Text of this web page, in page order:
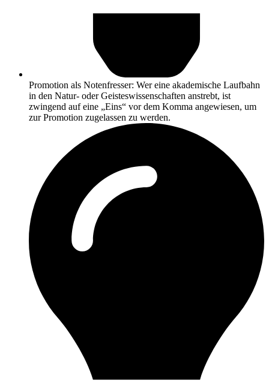
Promotion als Notenfresser: Wer eine akademische Laufbahn
in den Natur- oder Geisteswissenschaften anstrebt, ist
zwingend auf eine „Eins“ vor dem Komma angewiesen, um
zur Promotion zugelassen zu werden.